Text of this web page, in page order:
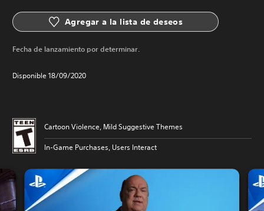
Agregar a la lista de deseos
Fecha de lanzamiento por determinar.
Disponible 18/09/2020
Cartoon Violence, Mild Suggestive Themes
In-Game Purchases, Users Interact